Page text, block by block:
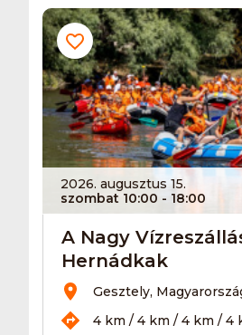
2026. augusztus 15.
szombat 10:00 - 18:00
A Nagy
Hernádkak
Gesztely,
4 km / 4 km / 4 km / 4